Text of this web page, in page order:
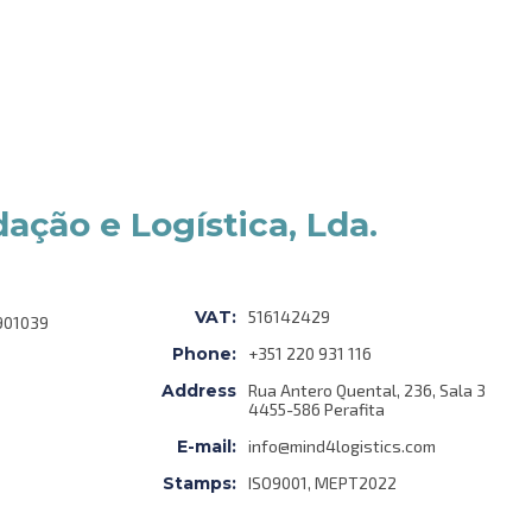
e Logística, Lda.
VAT: 516142429
Phone: +351 220 931 116
Address Rua Antero Quental, 236, Sala 3
4455-586 Perafita
E-mail: info@mind4logistics.com
Stamps: ISO9001, MEPT2022